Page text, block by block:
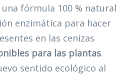
fórmula 100 % natural
enzimática para hacer
en las cenizas
para las plantas.
sentido ecológico al